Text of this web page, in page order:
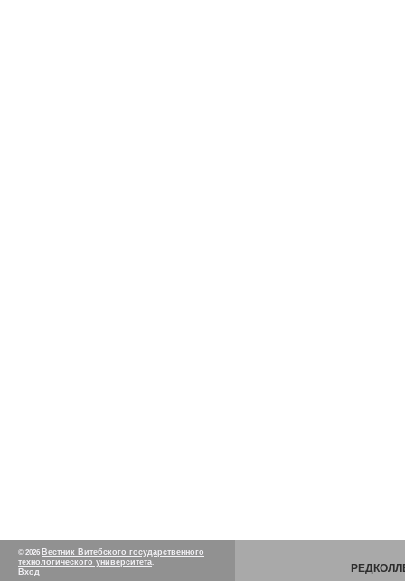
© 2026 Вестник Витебского государственного
технологического университета.
Вход